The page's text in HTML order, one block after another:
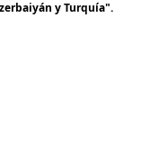
y Turquía".